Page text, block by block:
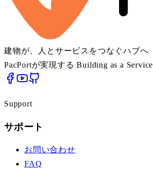
建物が、人とサービスをつなぐハブへ
PacPortが実現する Building as a Service
Support
サポート
お問い合わせ
FAQ